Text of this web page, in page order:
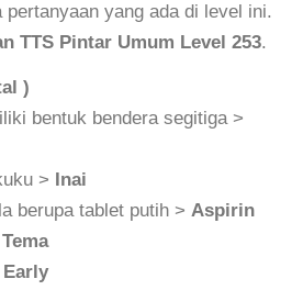
pertanyaan yang ada di level ini.
TTS Pintar Umum Level 253.
)
bentuk bendera segitiga >
> Inai
berupa tablet putih > Aspirin
Tema
Early